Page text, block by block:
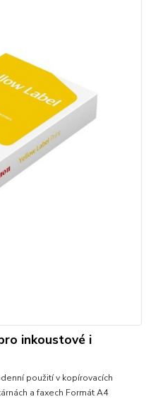
inkoustové i
použití v kopírovacích
a faxech Formát A4